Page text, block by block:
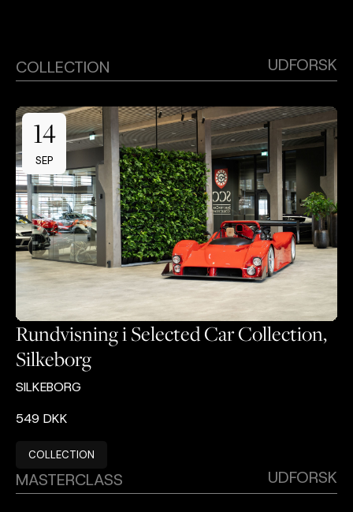
COLLECTION UDFORSK
14
SEP
Rundvisning i Selected Car Collection,
Silkeborg
SILKEBORG
549 DKK
COLLECTION
MASTERCLASS UDFORSK